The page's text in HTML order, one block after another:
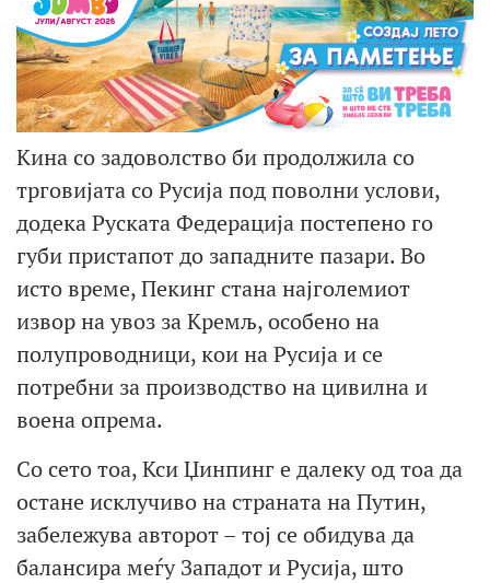
Кина со задоволство би продолжила со
трговијата со Русија под поволни услови,
додека Руската Федерација постепено го
губи пристапот до западните пазари. Во
исто време, Пекинг стана најголемиот
извор на увоз за Кремљ, особено на
полупроводници, кои на Русија и се
потребни за производство на цивилна и
воена опрема.
Со сето тоа, Кси Џинпинг е далеку од тоа да
остане исклучиво на страната на Путин,
забележува авторот – тој се обидува да
балансира меѓу Западот и Русија, што